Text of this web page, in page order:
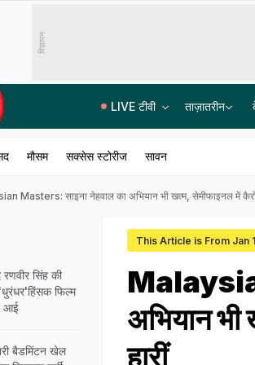
विज्ञापन
LIVE टीवी ताज़ातरीन
मौसम सक्सेस स्टोरीज सावन
Masters: साइना नेहवाल का अभियान भी खत्म, सेमीफाइनल में
This Article is From Jan
अभियान भी
हारीं
सिंह की
फिल्म
आई
बैडम‍िंटन खेल